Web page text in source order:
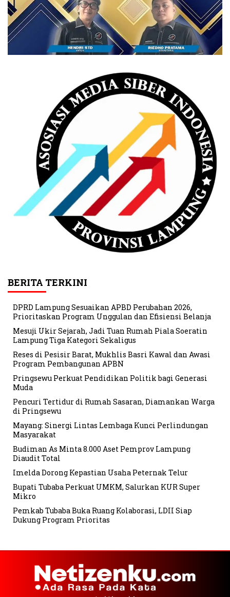
BERITA TERKINI
DPRD Lampung Sesuaikan APBD Perubahan 2026,
Prioritaskan Program Unggulan dan Efisiensi Belanja
Mesuji Ukir Sejarah, Jadi Tuan Rumah Piala Soeratin
Lampung Tiga Kategori Sekaligus
Reses di Pesisir Barat, Mukhlis Basri Kawal dan Awasi
Program Pembangunan APBN
Pringsewu Perkuat Pendidikan Politik bagi Generasi
Muda
Pencuri Tertidur di Rumah Sasaran, Diamankan Warga
di Pringsewu
Mayang: Sinergi Lintas Lembaga Kunci Perlindungan
Masyarakat
Budiman As Minta 8.000 Aset Pemprov Lampung
Diaudit Total
Imelda Dorong Kepastian Usaha Peternak Telur
Bupati Tubaba Perkuat UMKM, Salurkan KUR Super
Mikro
Pemkab Tubaba Buka Ruang Kolaborasi, LDII Siap
Dukung Program Prioritas